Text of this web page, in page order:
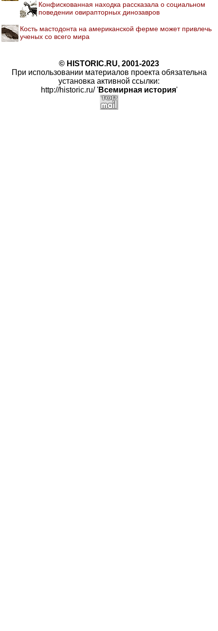
Конфискованная находка рассказала о социальном
поведении овирапторных динозавров
Кость мастодонта на американской ферме может привлечь
ученых со всего мира
© HISTORIC.RU, 2001-2023
При использовании материалов проекта обязательна
установка активной ссылки:
http://historic.ru/ 'Всемирная история'